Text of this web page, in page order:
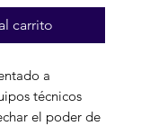
oferta
carrito
a
técnicos
el poder de